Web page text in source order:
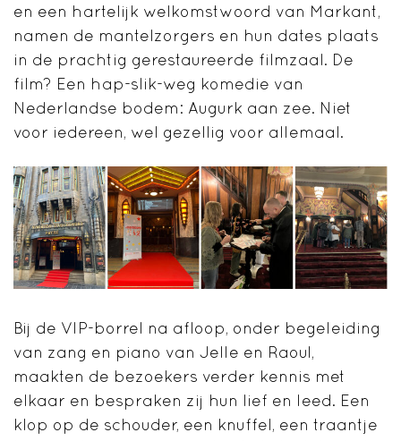
en een hartelijk welkomstwoord van Markant,
namen de mantelzorgers en hun dates plaats
in de prachtig gerestaureerde filmzaal. De
film? Een hap-slik-weg komedie van
Nederlandse bodem: Augurk aan zee. Niet
voor iedereen, wel gezellig voor allemaal.
Bij de VIP-borrel na afloop, onder begeleiding
van zang en piano van Jelle en Raoul,
maakten de bezoekers verder kennis met
elkaar en bespraken zij hun lief en leed. Een
klop op de schouder, een knuffel, een traantje